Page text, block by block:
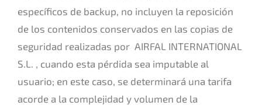
específicos de backup, no incluyen la reposición
de los contenidos conservados en las copias de
seguridad realizadas por AIRFAL INTERNATIONAL
S.L. , cuando esta pérdida sea imputable al
usuario; en este caso, se determinará una tarifa
acorde a la complejidad y volumen de la